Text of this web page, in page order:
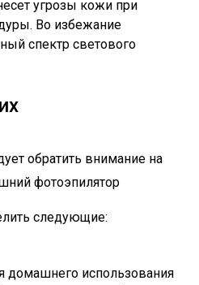
угрозы кожи при
Во избежание
спектр светового
обратить внимание на
следующие:
домашнего использования